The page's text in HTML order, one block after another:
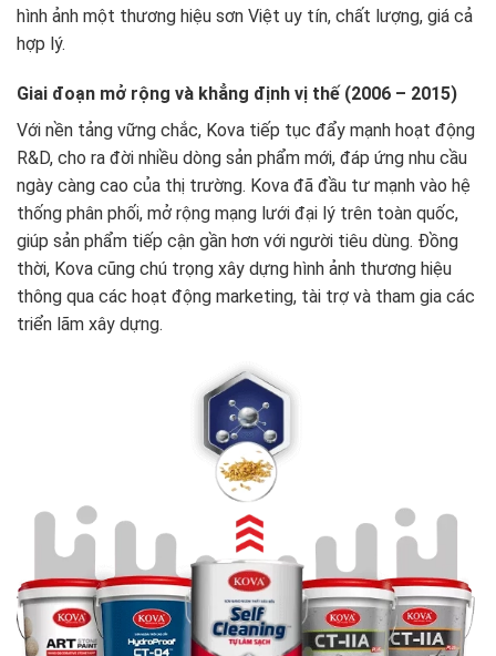
hình ảnh một thương hiệu sơn Việt uy tín, chất lượng, giá cả
hợp lý.
Giai đoạn mở rộng và khẳng định vị thế (2006 – 2015)
Với nền tảng vững chắc, Kova tiếp tục đẩy mạnh hoạt động
R&D, cho ra đời nhiều dòng sản phẩm mới, đáp ứng nhu cầu
ngày càng cao của thị trường. Kova đã đầu tư mạnh vào hệ
thống phân phối, mở rộng mạng lưới đại lý trên toàn quốc,
giúp sản phẩm tiếp cận gần hơn với người tiêu dùng. Đồng
thời, Kova cũng chú trọng xây dựng hình ảnh thương hiệu
thông qua các hoạt động marketing, tài trợ và tham gia các
triển lãm xây dựng.